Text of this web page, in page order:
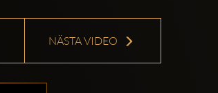
NÄSTA VIDEO